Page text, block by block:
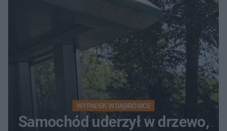
WYPADEK W DĄBRÓWCE
Samochód uderzył w drzewo,